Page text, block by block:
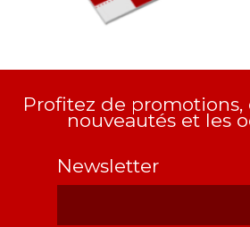
Profitez de promotions,
nouveautés et les
Newsletter